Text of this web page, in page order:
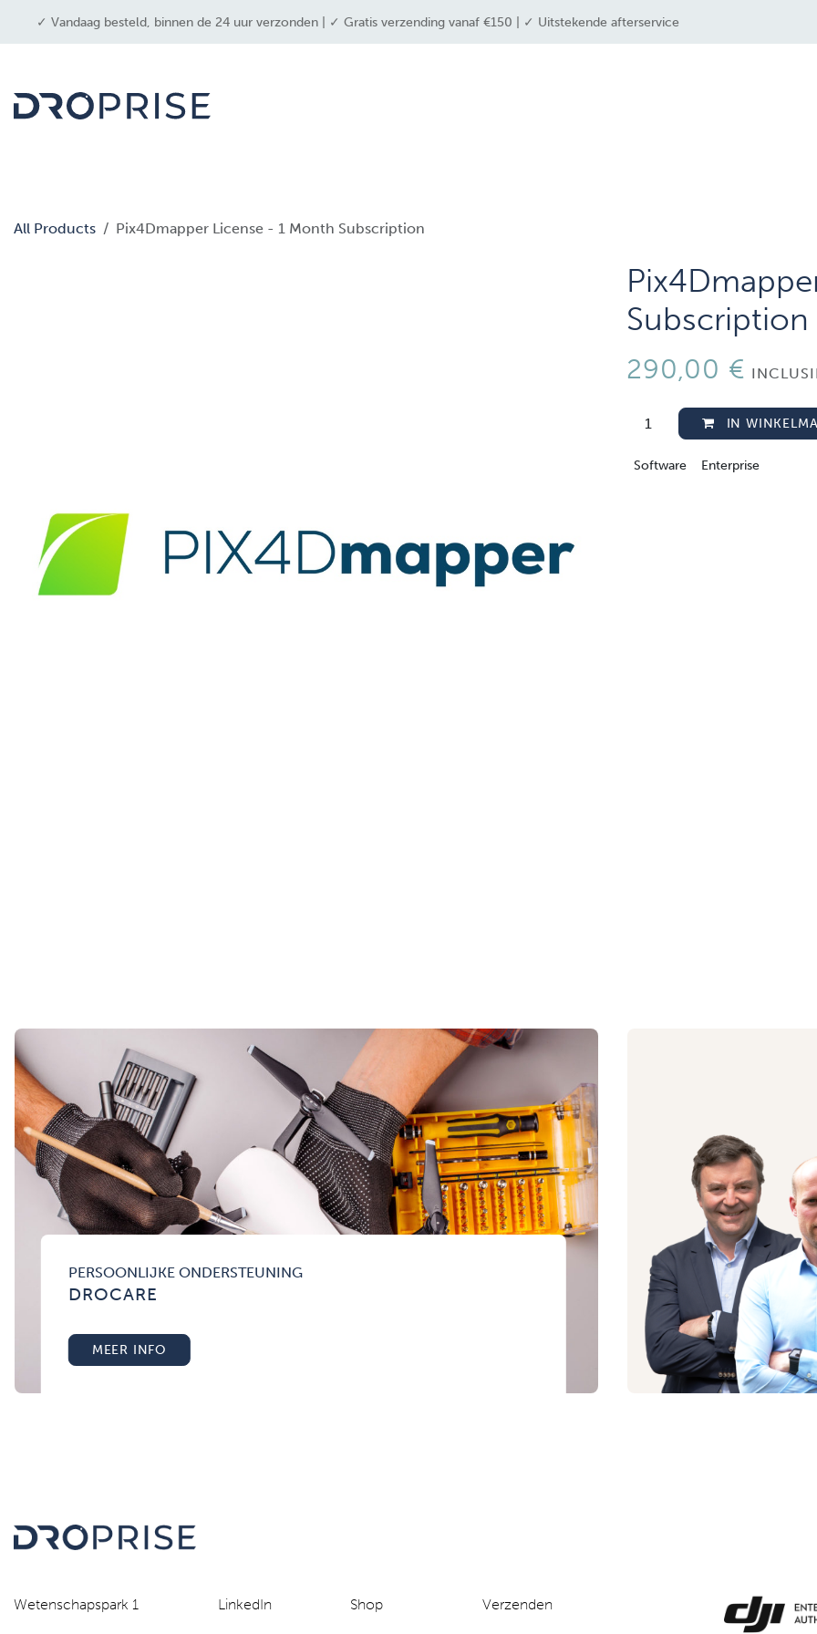
✓ Vandaag besteld, binnen de 24 uur verzonden | ✓ Gratis verzending vanaf €150 | ✓ Uitstekende afterservice
All Products Pix4Dmapper License - 1 Month Subscription
Subscription
290,00 €
IN
Software Enterprise
PERSOONLIJKE ONDERSTEUNING
DROCARE
MEER INFO
Wetenschapspark 1 LinkedIn Shop Verzenden